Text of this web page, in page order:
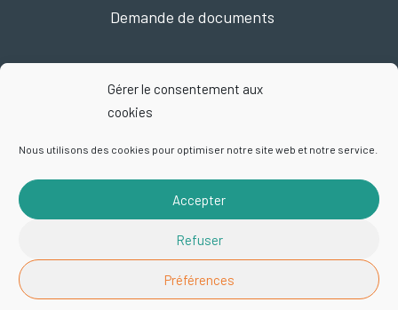
Gérer le consentement aux
cookies
Nous utilisons des cookies pour optimiser notre site web et notre service.
Accepter
Refuser
Préférences
Demande de documents
Mentions légales Plan du site
Politique de confidentialité
Exercez vos droits
© 2026 Smictom | Site par